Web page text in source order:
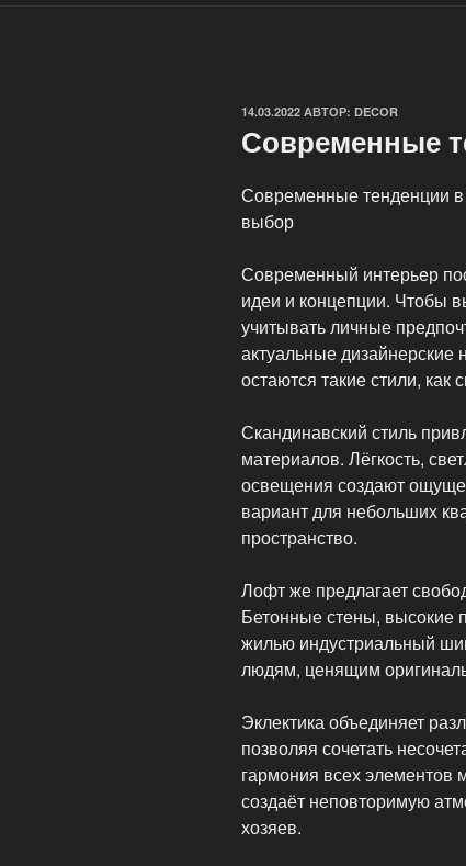
ОПУБЛИКОВАНО
14.03.2022 АВТОР: DECOR
Современные
Современные тенденции в
выбор
Современный интерьер
идеи и концепции. Чтобы
учитывать личные
актуальные
остаются такие стили, как
Скандинавский стиль
материалов. Лёгкость,
освещения создают
вариант для небольших
пространство.
Лофт же предлагает
Бетонные стены, высокие
жилью индустриальный
людям, ценящим
Эклектика объединяет
позволяя сочетать
гармония всех элементов
создаёт неповторимую
хозяев.